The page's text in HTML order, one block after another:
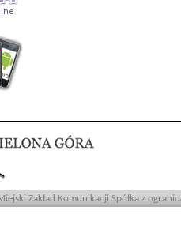
Zakład Komunikacji Spółka z